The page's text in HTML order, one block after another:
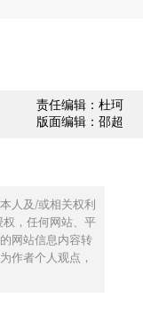
责任编辑：杜珂
版面编辑：邵超
人及/或相关权利
，任何网站、平
网站信息内容转
作者个人观点，